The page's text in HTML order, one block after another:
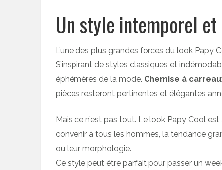
Un style intemporel
L’une des plus grandes forces du look
S’inspirant de styles classiques et
éphémères de la mode. Chemise à
pièces resteront pertinentes et élégantes
Mais ce n’est pas tout. Le look Papy Cool
convenir à tous les hommes, la tendance
ou leur morphologie.
Ce style peut être parfait pour passer un